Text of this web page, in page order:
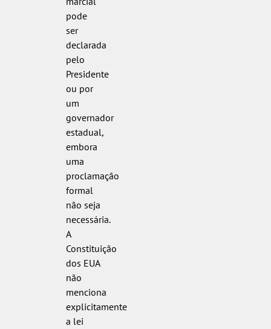
pode
ser
declarada
pelo
Presidente
ou por
um
governador
estadual,
embora
uma
proclamação
formal
não seja
necessária.
A
Constituição
dos EUA
não
menciona
explicitamente
a lei